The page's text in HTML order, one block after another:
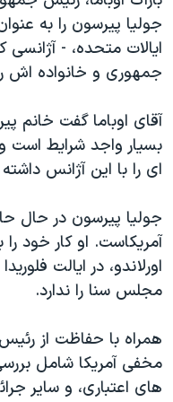
آرشیو پخش زنده
مجموعه مستندهای
تریبونال مردمی آبان ۹۸
چهل سال گروگان‌گیری
قانون شفافیت دارائی کادر
اسرائیل در جنگ
نرگس محمدی برنده جایزه
همایش محافظه‌کاران
سفر پرزیدنت ترامپ به چین
جولیا پیرسون را به
ایالات متحده، -
جمهوری و خانواده اش
آقای اوباما گفت خانم
ای را با اين آژانس
جولیا پیرسون در حال
آمريکاست. او کار خود
اورلاندو، در ايالت
مجلس سنا را ندارد.
همراه با حفاظت از
مخفی آمريکا شامل
های اعتباری، و سایر